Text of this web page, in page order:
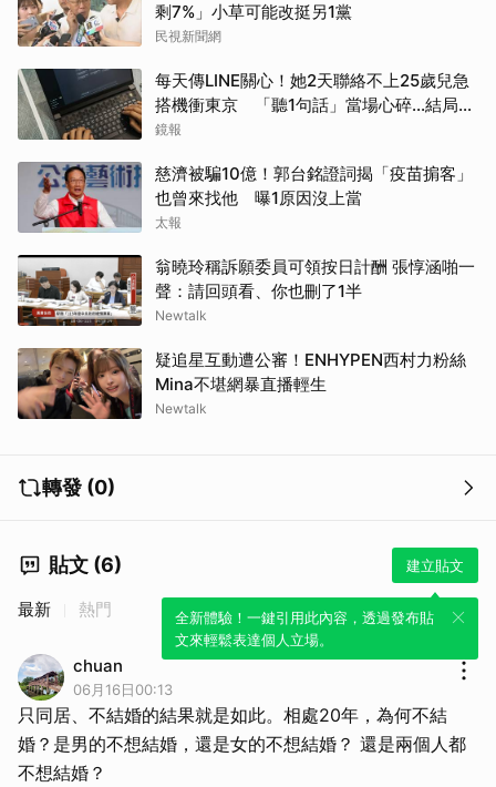
剩7%」小草可能改挺另1黨
民視新聞網
每天傳LINE關心！她2天聯絡不上25歲兒急
搭機衝東京 「聽1句話」當場心碎...結局看
哭網
鏡報
慈濟被騙10億！郭台銘證詞揭「疫苗掮客」
也曾來找他 曝1原因沒上當
太報
翁曉玲稱訴願委員可領按日計酬 張惇涵啪一
聲：請回頭看、你也刪了1半
Newtalk
疑追星互動遭公審！ENHYPEN西村力粉絲
Mina不堪網暴直播輕生
Newtalk
轉發 (0)
貼文 (6) 建立貼文
全新體驗！一鍵引用此內容，透過發布貼
文來輕鬆表達個人立場。
最新 熱門
chuan
06月16日00:13
只同居、不結婚的結果就是如此。相處20年，為何不結
婚？是男的不想結婚，還是女的不想結婚？ 還是兩個人都
不想結婚？